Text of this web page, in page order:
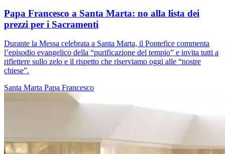
Papa Francesco a Santa Marta: no alla lista dei
prezzi per i Sacramenti
Durante la Messa celebrata a Santa Marta, il Pontefice commenta
l’episodio evangelico della “purificazione del tempio” e invita tutti a
riflettere sullo zelo e il rispetto che riserviamo oggi alle “nostre
chiese”.
Santa Marta Papa Francesco